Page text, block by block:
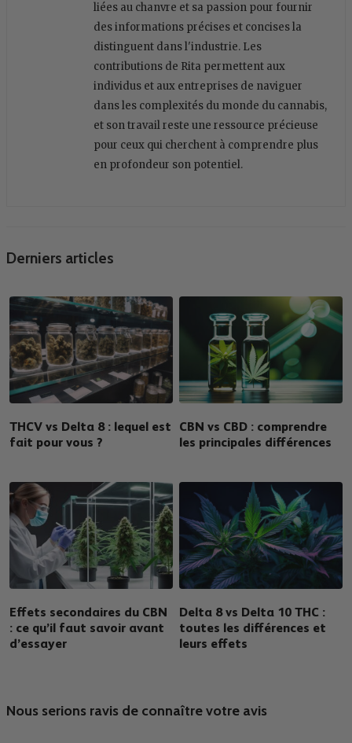
liées au chanvre et sa passion pour fournir
des informations précises et concises la
distinguent dans l'industrie. Les
contributions de Rita permettent aux
individus et aux entreprises de naviguer
dans les complexités du monde du cannabis,
et son travail reste une ressource précieuse
pour ceux qui cherchent à comprendre plus
en profondeur son potentiel.
Derniers articles
THCV vs Delta 8 : lequel est
fait pour vous ?
CBN vs CBD : comprendre
les principales différences
Effets secondaires du CBN
: ce qu’il faut savoir avant
d’essayer
Delta 8 vs Delta 10 THC :
toutes les différences et
leurs effets
Nous serions ravis de connaître votre avis